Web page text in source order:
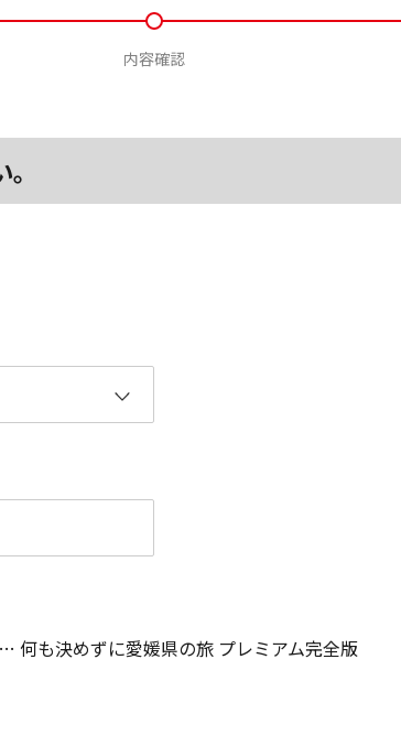
内容確認
何も決めずに愛媛県の旅 プレミアム完全版